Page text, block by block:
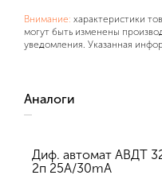
Внимание: характеристики
могут быть изменены
уведомления. Указанная
Аналоги
Диф. автомат АВДТ
2п 25А/30mA